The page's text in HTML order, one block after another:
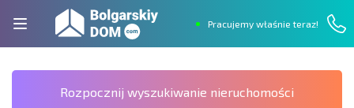
Pracujemy właśnie teraz!
Rozpocznij wyszukiwanie nieruchomości